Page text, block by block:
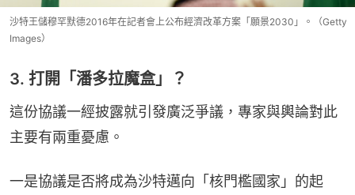
沙特王儲穆罕默德2016年在記者會上公布經濟改革方案「願景2030」。（Getty
Images）
3. 打開「潘多拉魔盒」？
這份協議一經披露就引發廣泛爭議，專家與輿論對此
主要有兩重憂慮。
一是協議是否將成為沙特邁向「核門檻國家」的起